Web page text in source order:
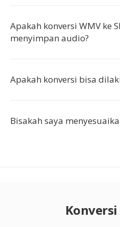
Apakah konversi WMV ke
menyimpan audio?
Apakah konversi bisa
Bisakah saya